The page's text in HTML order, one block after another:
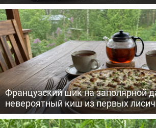
Французский шик на заполярной
невероятный киш из первых